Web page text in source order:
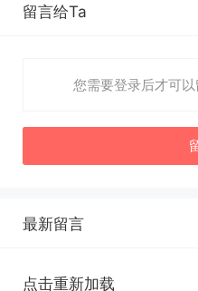
留言给Ta
您需要登录后才可
最新留言
点击重新加载